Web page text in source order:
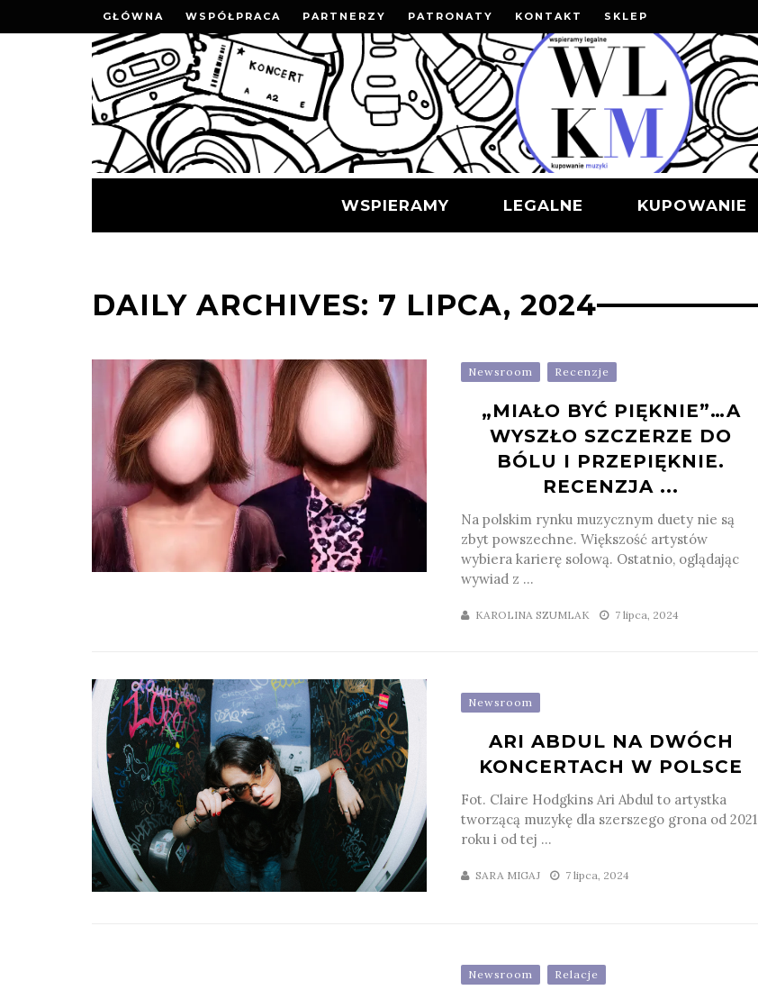
GŁÓWNA WSPÓŁPRACA PARTNERZY PATRONATY KONTAKT SKLEP
WSPIERAMY LEGALNE KUPOWANIE
DAILY ARCHIVES: 7 LIPCA, 2024
Newsroom Recenzje
„MIAŁO BYĆ PIĘKNIE”…A
WYSZŁO SZCZERZE DO
BÓLU I PRZEPIĘKNIE.
RECENZJA ...
Na polskim rynku muzycznym duety nie są
zbyt powszechne. Większość artystów
wybiera karierę solową. Ostatnio, oglądając
wywiad z ...
KAROLINA SZUMLAK 7 lipca, 2024
Newsroom
ARI ABDUL NA DWÓCH
KONCERTACH W POLSCE
Fot. Claire Hodgkins Ari Abdul to artystka
tworzącą muzykę dla szerszego grona od 2021
roku i od tej ...
SARA MIGAJ 7 lipca, 2024
Newsroom Relacje